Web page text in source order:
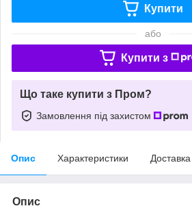
Купити
або
Купити з
Що таке купити з Пром?
Замовлення під захистом
Опис Характеристики Доставка
Опис